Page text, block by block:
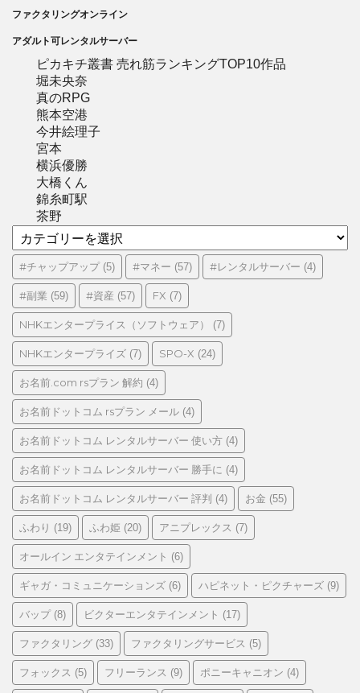
ファクタリングオンライン
アダルト可レンタルサーバー
ピカキチ叢書 売れ筋ランキングTOP10作品
堀未央奈
真のRPG
熊本空港
今井絵理子
宮本
横浜優勝
大橋くん
錦糸町駅
茶野
テ
ゴ
リ
ー
#チャップアップ(5) #マネー (57) #レンタルサーバー (4)
#副業 (59) #資産 (57) FX (7)
NHKエンタープライス（ソフトウェア） (7)
NHKエンタープライズ (7) SPO-X (24)
お名前.com rsプラン 解約 (4)
お名前ドットコム rsプラン メール (4)
お名前ドットコム レンタルサーバー 使い方 (4)
お名前ドットコム レンタルサーバー 勝手に (4)
お名前ドットコム レンタルサーバー 評判 (4) お金 (55)
ふわり (19) ふわ姫 (20) アニプレックス (7)
オールイン エンタテインメント (6)
ギャガ・コミュニケーションズ (6) ハピネット・ピクチャーズ (9)
バップ(8) ビクターエンタテインメント (17)
ファクタリング (33) ファクタリングサービス (5)
フォックス (5) フリーランス (9) ポニーキャニオン (4)